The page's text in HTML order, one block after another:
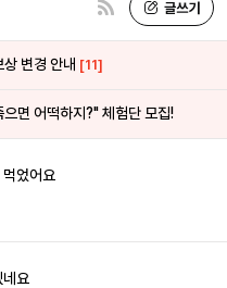
변경 안내 [11]
면 어떡하지?" 체험단 모집!
었어요
요